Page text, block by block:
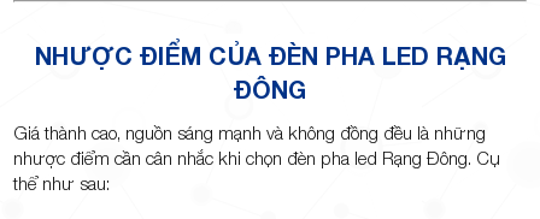
NHƯỢC ĐIỂM CỦA ĐÈN PHA LED RẠNG
ĐÔNG
Giá thành cao, nguồn sáng mạnh và không đồng đều là những
nhược điểm cần cân nhắc khi chọn đèn pha led Rạng Đông. Cụ
thể như sau: